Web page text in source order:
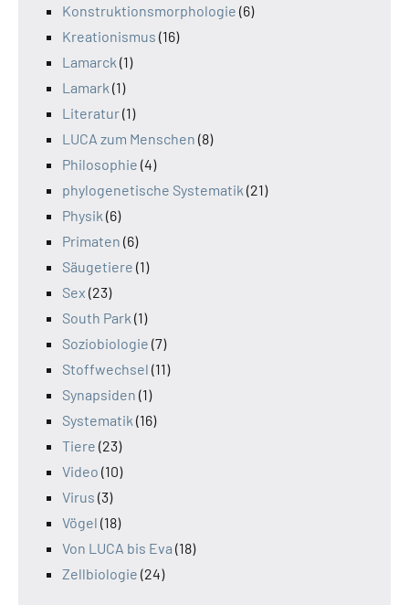
Konstruktionsmorphologie (6)
Kreationismus (16)
Lamarck (1)
Lamark (1)
Literatur(1)
LUCA zum Menschen (8)
Philosophie (4)
phylogenetische Systematik (21)
Physik (6)
Primaten (6)
Säugetiere (1)
Sex (23)
South Park (1)
Soziobiologie (7)
Stoffwechsel (11)
Synapsiden (1)
Systematik (16)
Tiere (23)
Video (10)
Virus (3)
Vögel (18)
Von LUCA bis Eva (18)
Zellbiologie (24)